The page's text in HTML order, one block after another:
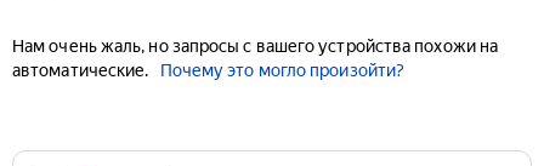
Нам очень жаль, но запросы с вашего устройства похожи на
автоматические.
Почему это могло произойти?